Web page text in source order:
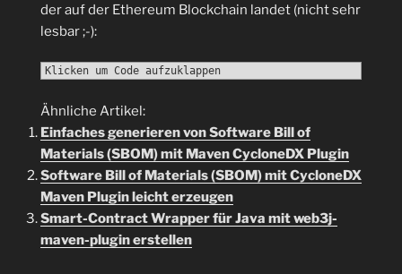
der auf der Ethereum Blockchain landet (nicht sehr
lesbar ;-):
Klicken um Code aufzuklappen
Ähnliche Artikel:
Einfaches generieren von Software Bill of
Materials (SBOM) mit Maven CycloneDX Plugin
Software Bill of Materials (SBOM) mit CycloneDX
Maven Plugin leicht erzeugen
Smart-Contract Wrapper für Java mit web3j-
maven-plugin erstellen